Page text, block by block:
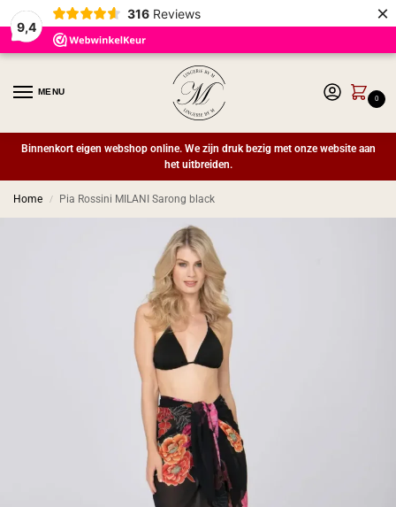
9,4
316 Reviews ×
MENU
0
Binnenkort eigen webshop online. We zijn druk bezig met onze website aan
het uitbreiden.
Home / Pia Rossini MILANI Sarong black